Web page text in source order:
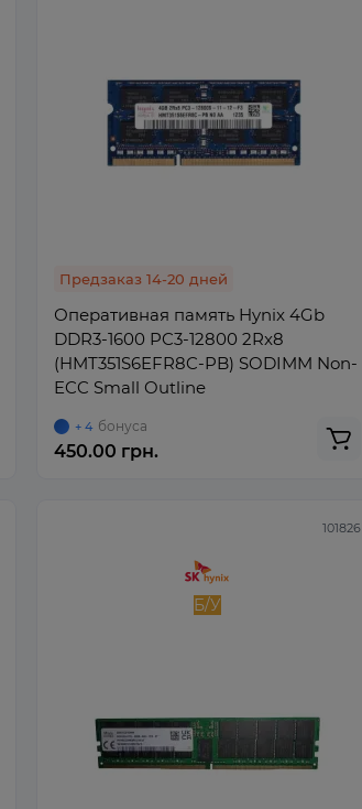
Предзаказ 14-20 дней
Оперативная память Hynix 4Gb
DDR3-1600 PC3-12800 2Rx8
(HMT351S6EFR8C-PB) SODIMM Non-
ECC Small Outline
+ 4 бонуса
450.00 грн.
101826
Б/У